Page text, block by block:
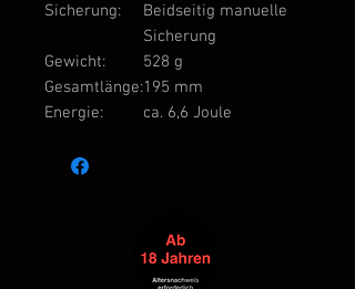
Sicherung:
Beidseitig manuelle
Sicherung
Gewicht:
528 g
Gesamtlänge:195 mm
Energie:
ca. 6,6 Joule